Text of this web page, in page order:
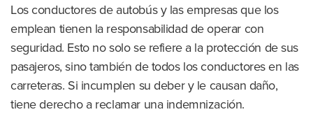
Los conductores de autobús y las empresas que los
emplean tienen la responsabilidad de operar con
seguridad. Esto no solo se refiere a la protección de sus
pasajeros, sino también de todos los conductores en las
carreteras. Si incumplen su deber y le causan daño,
tiene derecho a reclamar una indemnización.